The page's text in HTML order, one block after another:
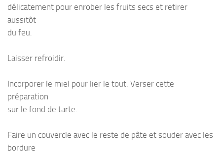
délicatement pour enrober les fruits secs et retirer
aussitôt
du feu.
Laisser refroidir.
Incorporer le miel pour lier le tout. Verser cette
préparation
sur le fond de tarte.
Faire un couvercle avec le reste de pâte et souder avec les
bordure